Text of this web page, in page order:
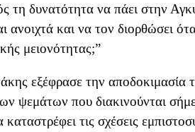
τη δυνατότητα να πάει στην
ανοιχτά και να τον διορθώσει
μειονότητας;”
εξέφρασε την αποδοκιμασία
ψεμάτων που διακινούνται
τις σχέσεις